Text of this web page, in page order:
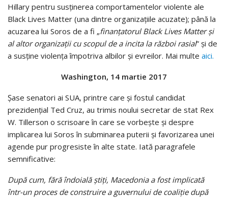
Hillary pentru susţinerea comportamentelor violente ale
Black Lives Matter (una dintre organizaţiile acuzate); până la
acuzarea lui Soros de a fi „finanţatorul Black Lives Matter şi
al altor organizaţii cu scopul de a incita la război rasial” şi de
a susţine violenţa împotriva albilor şi evreilor. Mai multe aici.
Washington, 14 martie 2017
Şase senatori ai SUA, printre care şi fostul candidat
prezidenţial Ted Cruz, au trimis noului secretar de stat Rex
W. Tillerson o scrisoare în care se vorbeşte şi despre
implicarea lui Soros în subminarea puterii şi favorizarea unei
agende pur progresiste în alte state. Iată paragrafele
semnificative:
După cum, fără îndoială ştiţi, Macedonia a fost implicată
într-un proces de construire a guvernului de coaliţie după